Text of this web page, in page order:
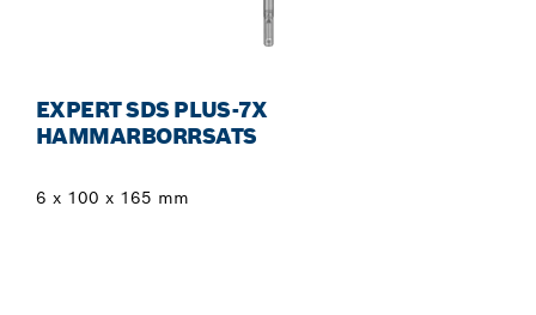
EXPERT SDS PLUS-7X
HAMMARBORRSATS
6 x 100 x 165 mm